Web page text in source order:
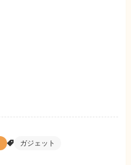
ガジェット